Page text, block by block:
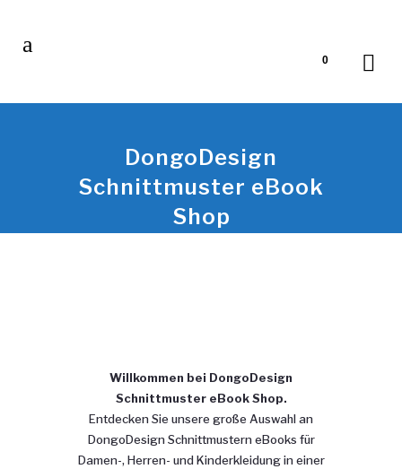
0
DongoDesign
Schnittmuster eBook
Shop
Willkommen bei DongoDesign
Schnittmuster eBook Shop.
Entdecken Sie unsere große Auswahl an
DongoDesign Schnittmustern eBooks für
Damen-, Herren- und Kinderkleidung in einer